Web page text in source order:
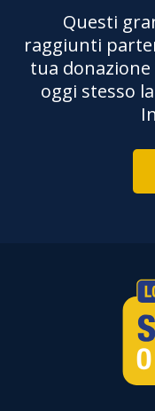
Questi
raggiunti
tua
oggi stesso